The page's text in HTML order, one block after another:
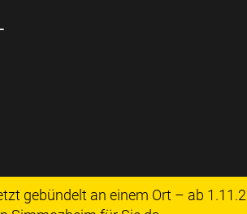
gebündelt an einem Ort – ab